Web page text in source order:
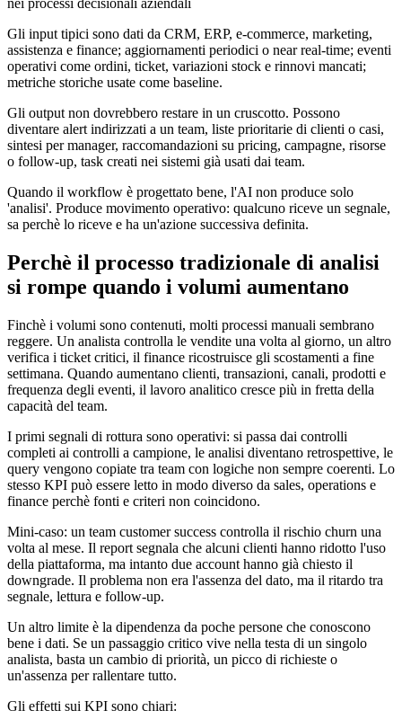
Gli input tipici sono dati da CRM, ERP, e-commerce, marketing,
assistenza e finance; aggiornamenti periodici o near real-time; eventi
operativi come ordini, ticket, variazioni stock e rinnovi mancati;
metriche storiche usate come baseline.
Gli output non dovrebbero restare in un cruscotto. Possono
diventare alert indirizzati a un team, liste prioritarie di clienti o casi,
sintesi per manager, raccomandazioni su pricing, campagne, risorse
o follow-up, task creati nei sistemi già usati dai team.
Quando il workflow è progettato bene, l'AI non produce solo
'analisi'. Produce movimento operativo: qualcuno riceve un segnale,
sa perchè lo riceve e ha un'azione successiva definita.
Perchè il processo tradizionale di analisi
si rompe quando i volumi aumentano
Finchè i volumi sono contenuti, molti processi manuali sembrano
reggere. Un analista controlla le vendite una volta al giorno, un altro
verifica i ticket critici, il finance ricostruisce gli scostamenti a fine
settimana. Quando aumentano clienti, transazioni, canali, prodotti e
frequenza degli eventi, il lavoro analitico cresce più in fretta della
capacità del team.
I primi segnali di rottura sono operativi: si passa dai controlli
completi ai controlli a campione, le analisi diventano retrospettive, le
query vengono copiate tra team con logiche non sempre coerenti. Lo
stesso KPI può essere letto in modo diverso da sales, operations e
finance perchè fonti e criteri non coincidono.
Mini-caso: un team customer success controlla il rischio churn una
volta al mese. Il report segnala che alcuni clienti hanno ridotto l'uso
della piattaforma, ma intanto due account hanno già chiesto il
downgrade. Il problema non era l'assenza del dato, ma il ritardo tra
segnale, lettura e follow-up.
Un altro limite è la dipendenza da poche persone che conoscono
bene i dati. Se un passaggio critico vive nella testa di un singolo
analista, basta un cambio di priorità, un picco di richieste o
un'assenza per rallentare tutto.
Gli effetti sui KPI sono chiari: